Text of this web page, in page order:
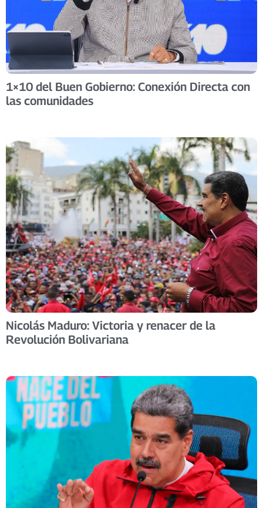
1×10 del Buen Gobierno: Conexión Directa con
las comunidades
Nicolás Maduro: Victoria y renacer de la
Revolución Bolivariana